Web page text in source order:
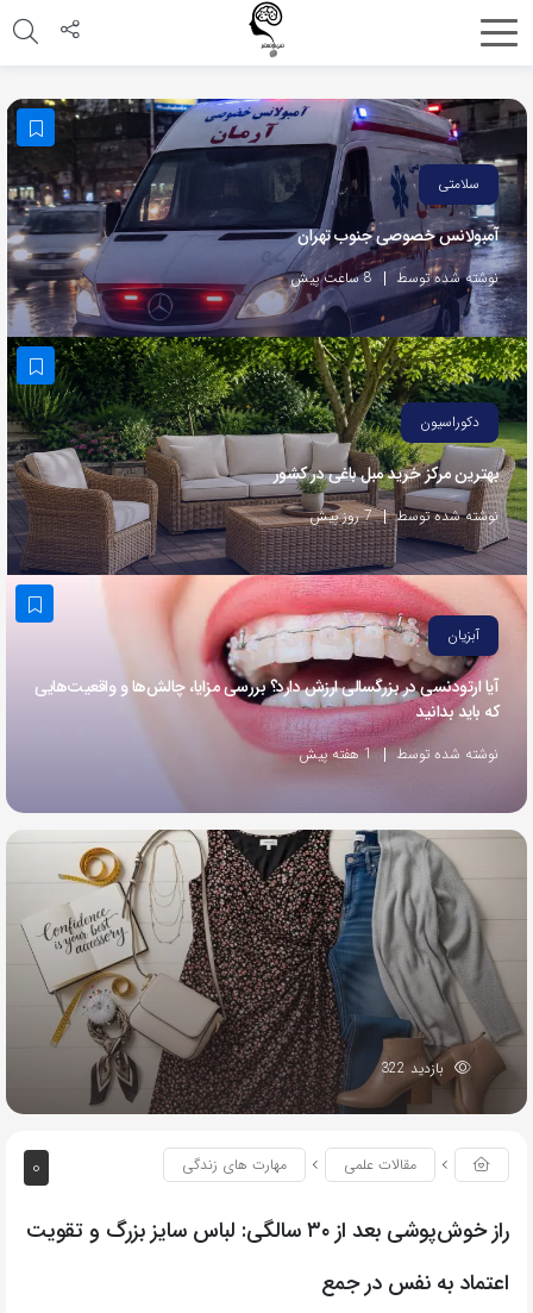
اشتراک
استفاده
از
روش‌های
زیر
می‌توانید
این
صفحه
را
با
دوستان
خود
به
اشتراک
بگذارید.
کپی
لینک
سلامتی
آمبولانس خصوصی جنوب تهران
نوشته شده توسط 8 ساعت پیش
دکوراسیون
بهترین مرکز خرید مبل باغی در کشور
نوشته شده توسط 7 روز پیش
آبزیان
آیا ارتودنسی در بزرگسالی ارزش دارد؟ بررسی مزایا، چالش‌ها و واقعیت‌هایی
که باید بدانید
نوشته شده توسط 1 هفته پیش
بازدید 322
0 مقالات علمی مهارت های زندگی
راز خوش‌پوشی بعد از ۳۰ سالگی: لباس سایز بزرگ و تقویت
اعتماد به نفس در جمع